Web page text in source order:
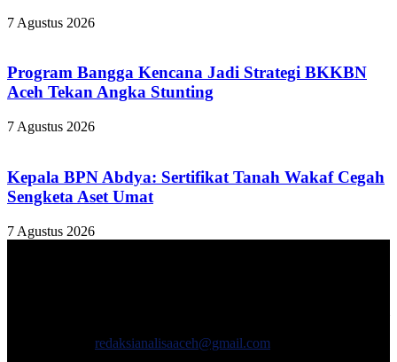
7 Agustus 2026
Program Bangga Kencana Jadi Strategi BKKBN
Aceh Tekan Angka Stunting
7 Agustus 2026
Kepala BPN Abdya: Sertifikat Tanah Wakaf Cegah
Sengketa Aset Umat
7 Agustus 2026
redaksianalisaaceh@gmail.com